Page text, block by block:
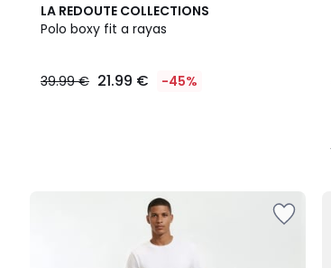
LA REDOUTE COLLECTIONS
Polo boxy fit a rayas
39.99 € 21.99 € -45%